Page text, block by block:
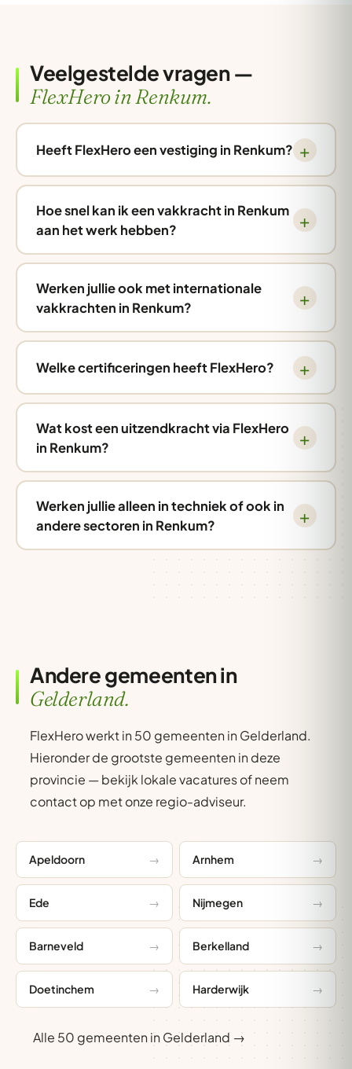
Veelgestelde vragen —
FlexHero in Renkum.
Heeft FlexHero een vestiging in Renkum?
Hoe snel kan ik een vakkracht in Renkum
aan het werk hebben?
Werken jullie ook met internationale
vakkrachten in Renkum?
Welke certificeringen heeft FlexHero?
Wat kost een uitzendkracht via FlexHero
in Renkum?
Werken jullie alleen in techniek of ook in
andere sectoren in Renkum?
Andere gemeenten in
Gelderland.
FlexHero werkt in 50 gemeenten in Gelderland.
Hieronder de grootste gemeenten in deze
provincie — bekijk lokale vacatures of neem
contact op met onze regio-adviseur.
Apeldoorn Arnhem
Ede Nijmegen
Barneveld Berkelland
Doetinchem Harderwijk
Alle 50 gemeenten in Gelderland →